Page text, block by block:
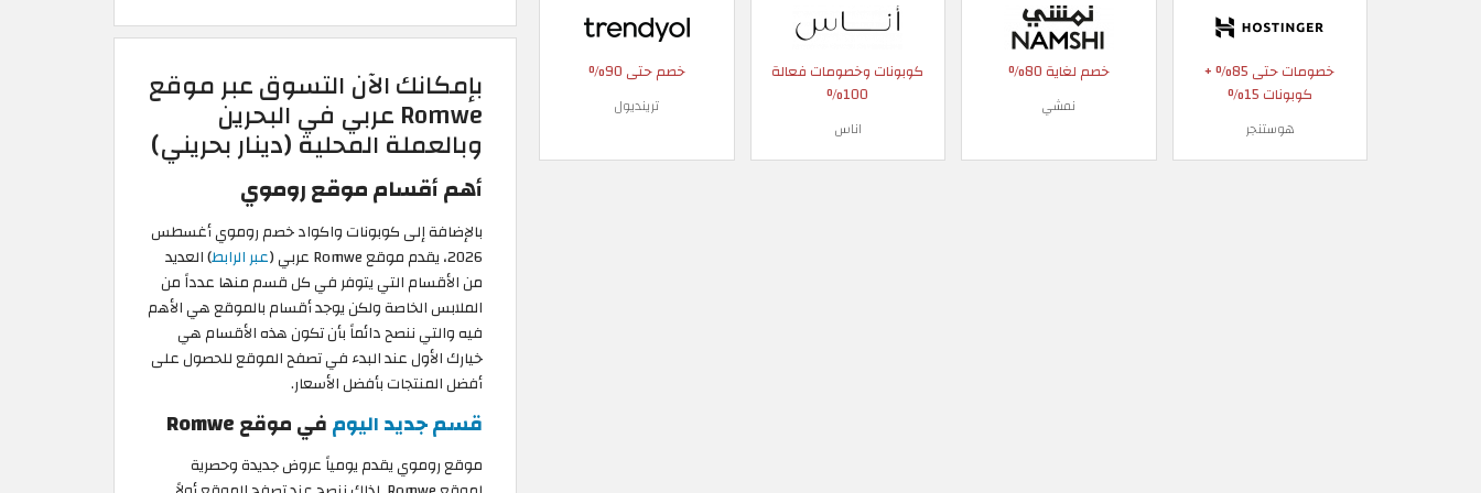
خصومات حتى 85% +
كوبونات 15%
هوستنجر
خصم لغاية 80%
نمشي
كوبونات وخصومات فعالة
100%
اناس
خصم حتى 90%
ترينديول بإمكانك الآن التسوق عبر موقع
Romwe عربي في البحرين
وبالعملة المحلية (دينار بحريني)
أهم أقسام موقع روموي
بالإضافة إلى كوبونات واكواد خصم روموي أغسطس
2026، يقدم موقع Romwe عربي (
عبر الرابط) العديد
من الأقسام التي يتوفر في كل قسم منها عدداً من
الملابس الخاصة ولكن يوجد أقسام بالموقع هي الأهم
فيه والتي ننصح دائماً بأن تكون هذه الأقسام هي
خيارك الأول عند البدء في تصفح الموقع للحصول على
أفضل المنتجات بأفضل الأسعار.
قسم جديد اليومفي موقع Romwe
موقع روموي يقدم يومياً عروض جديدة وحصرية